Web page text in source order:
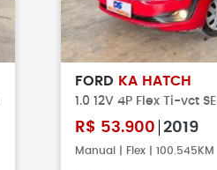
FORD KA HATCH
1.0 12V 4P Flex Ti-vct SE
R$ 53.900 2019
Manual | Flex | 100.545KM